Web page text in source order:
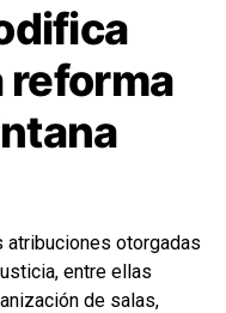
reforma
atribuciones otorgadas
entre ellas
de salas,